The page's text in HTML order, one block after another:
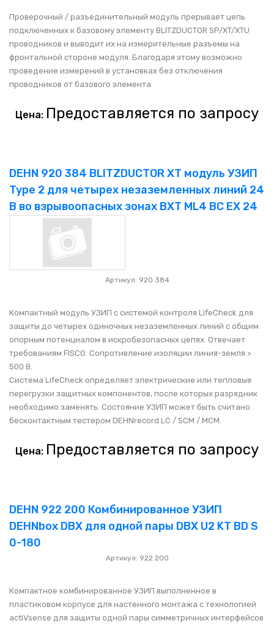
Проверочный / разъединительный модуль прерывает цепь
подключенных к базовому элементу BLITZDUCTOR SP/XT/XTU
проводников и выводит их на измерительные разъемы на
фронтальной стороне модуля. Благодаря этому возможно
проведение измерений в установках без отключения
проводников от базового элемента.
Цена: Предоставляется по запросу
DEHN 920 384 BLITZDUCTOR XT модуль УЗИП
Type 2 для четырех незаземленных линий 24
В во взрывоопасных зонах BXT ML4 BC EX 24
Артикул: 920 384
Компактный модуль УЗИП с системой контроля LifeCheck для
защиты до четырех одиночных незаземленных линий с общим
опорным потенциалом в искробезопасных цепях. Отвечает
требованиям FISCO. Сопротивление изоляции линия-земля >
500 В.
Система LifeCheck определяет электрические или тепловые
перегрузки защитных компонентов, после которых разрядник
необходимо заменять. Состояние УЗИП может быть считано
бесконтактным тестером DEHNrecord LC / SCM / MCM.
Цена: Предоставляется по запросу
DEHN 922 200 Комбинированное УЗИП
DEHNbox DBX для одной пары DBX U2 KT BD S
0-180
Артикул: 922 200
Компактное комбинированное УЗИП выполненное в
пластиковом корпусе для настенного монтажа с технологией
actiVsense для защиты одной пары симметричных интерфейсов